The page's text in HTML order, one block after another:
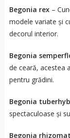
Begonia rex–
modele variate și
decorul interior.
Begonia
de ceară, acestea
pentru grădini.
Begonia
spectaculoase și
Begonia